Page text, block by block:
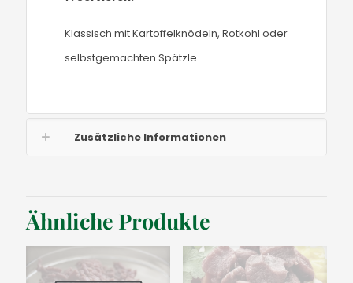
Klassisch mit Kartoffelknödeln, Rotkohl oder
selbstgemachten Spätzle.
Zusätzliche Informationen
Ähnliche Produkte